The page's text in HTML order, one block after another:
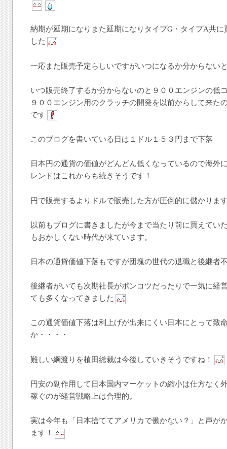
納期が延期になりまた延期になりタイプG・タイプA共
した
一応また販売予定らしいですがいつになるか分からない
いつ販売終了するか分からないのと９００エンジンの低
９００エンジン用のクラッチの開発を以前からして来た
です
このブログを書いている日は１ドル１５３円まで下落
日本円の通貨の価値がどんどん低くなっているので海外
レンドはこれからも続きそうです！
円で販売するよりドルで販売した方が圧倒的に儲かりま
以前もブログに書きましたが今まで当たり前に買えてい
もおかしくない時代が来ています。
日本の通貨価値下落もですが団塊の世代の退職と後継者
後継者がいても次期社長がポンコツだったりで一気に経
ても多くなってきました
この通貨価値下落は利上げが出来にくい日本にとって致
か・・・・
難しい綱渡りを植田総裁は今後していきそうですね！
円安の副作用して日本国内マーケットの縮小は仕方なく
稼ぐのが経営戦略上は合理的。
実は今年も「日本捨ててアメリカで働かない？」と声が
ます！